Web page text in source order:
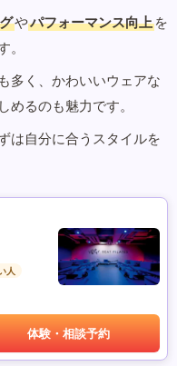
やパフォーマンス向上 を
多く、かわいいウェアな
めるのも魅力です。
は自分に合うスタイルを
人
体験・相談予約